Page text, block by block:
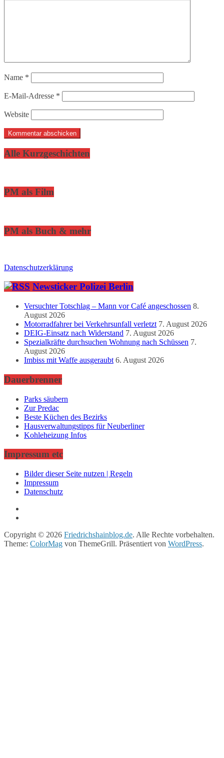
Name *
E-Mail-Adresse *
Website
Alle Kurzgeschichten
PM als Film
PM als Buch & mehr
Datenschutzerklärung
Newsticker Polizei Berlin
Versuchter Totschlag – Mann vor Café angeschossen 8.
August 2026
Motorradfahrer bei Verkehrsunfall verletzt 7. August 2026
DEIG-Einsatz nach Widerstand 7. August 2026
Spezialkräfte durchsuchen Wohnung nach Schüssen 7.
August 2026
Imbiss mit Waffe ausgeraubt 6. August 2026
Dauerbrenner
Parks säubern
Zur Predac
Beste Küchen des Bezirks
Hausverwaltungstipps für Neuberliner
Kohleheizung Infos
Impressum etc
Bilder dieser Seite nutzen | Regeln
Impressum
Datenschutz
Copyright © 2026 Friedrichshainblog.de. Alle Rechte vorbehalten.
Theme: ColorMag von ThemeGrill. Präsentiert von WordPress.